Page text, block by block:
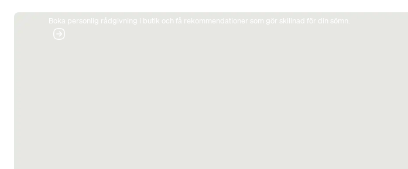
Boka personlig rådgivning i butik och få rekommendationer som gör skillnad för din sömn.